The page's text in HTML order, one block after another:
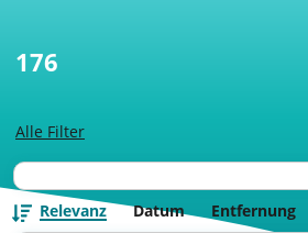
Alle Filter
176
Relevanz Datum Entfernung